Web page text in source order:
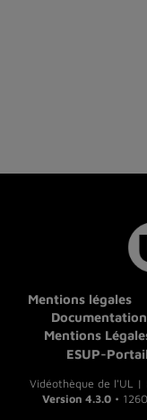
Mentions légales
Mentions
ESUP-Portail
Vidéothèque de l'UL |
Version 4.3.0 •